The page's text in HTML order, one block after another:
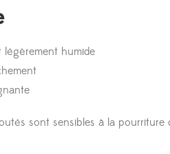
légèrement humide
sont sensibles à la pourriture